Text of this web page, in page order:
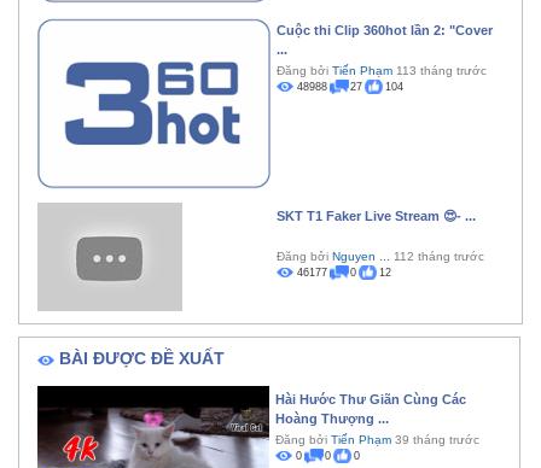
Cuộc thi Clip 360hot lần 2: "Cover
...
Đăng bởi Tiến Phạm 113 tháng trước
48988 27 104
SKT T1 Faker Live Stream 😍- ...
Đăng bởi Nguyen ... 112 tháng trước
46177 0 12
BÀI ĐƯỢC ĐỀ XUẤT
Hài Hước Thư Giãn Cùng Các
Hoàng Thượng ...
Đăng bởi Tiến Phạm 39 tháng trước
0 0 0